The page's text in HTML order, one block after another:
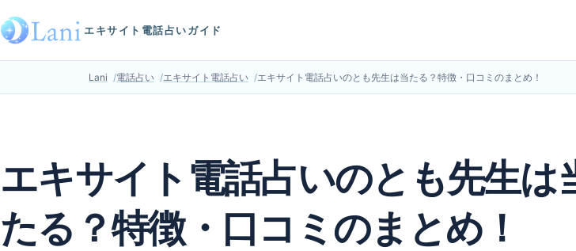
エキサイト電話占いガイド
Lani 電話占い エキサイト電話占い エキサイト電話占いのとも先生は当たる？特徴・口コミのまとめ！
エキサイト電話占いのとも先生は
たる？特徴・口コミのまとめ！